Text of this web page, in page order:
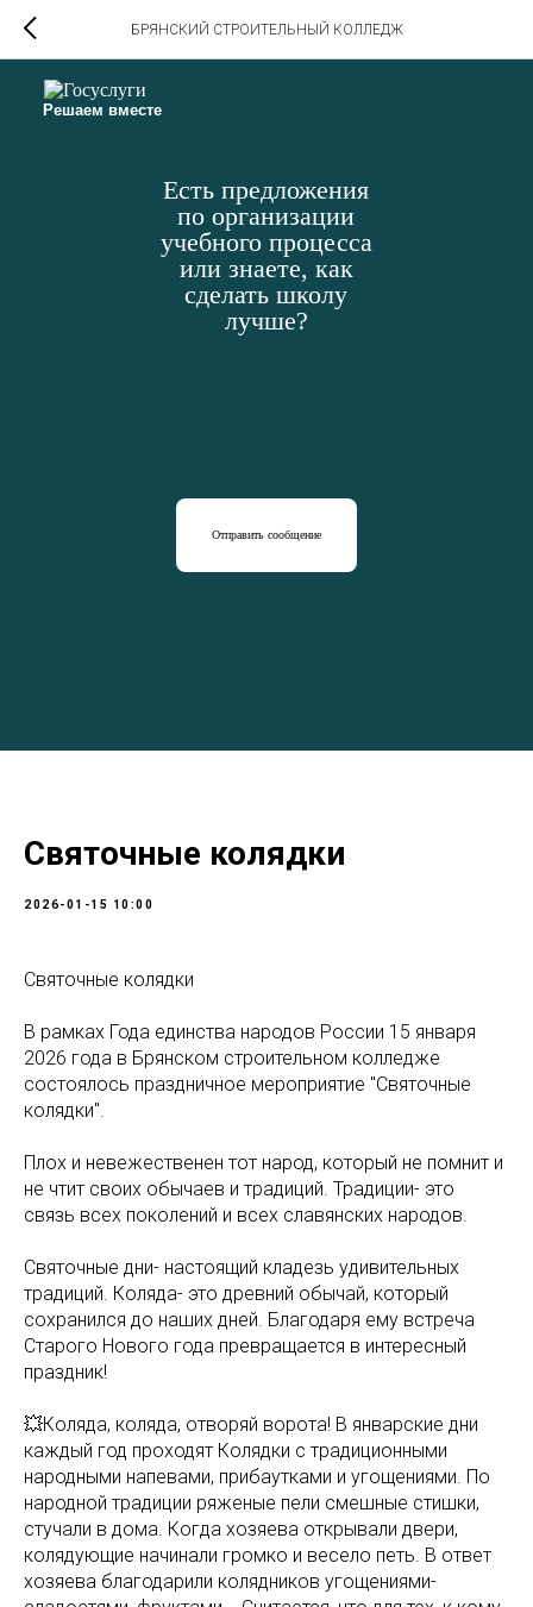
Решаем вместе
Есть предложения
по организации
учебного процесса
или знаете, как
сделать школу
лучше?
Отправить сообщение
БРЯНСКИЙ СТРОИТЕЛЬНЫЙ КОЛЛЕДЖ
Святочные колядки
2026-01-15 10:00
Святочные колядки
В рамках Года единства народов России 15 января
2026 года в Брянском строительном колледже
состоялось праздничное мероприятие "Святочные
колядки".
Плох и невежественен тот народ, который не помнит и
не чтит своих обычаев и традиций. Традиции- это
связь всех поколений и всех славянских народов.
Святочные дни- настоящий кладезь удивительных
традиций. Коляда- это древний обычай, который
сохранился до наших дней. Благодаря ему встреча
Старого Нового года превращается в интересный
праздник!
💥Коляда, коляда, отворяй ворота! В январские дни
каждый год проходят Колядки с традиционными
народными напевами, прибаутками и угощениями. По
народной традиции ряженые пели смешные стишки,
стучали в дома. Когда хозяева открывали двери,
колядующие начинали громко и весело петь. В ответ
хозяева благодарили колядников угощениями-